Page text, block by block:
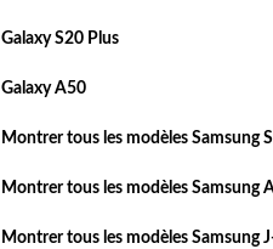
Galaxy S20 Plus
Galaxy A50
Montrer tous les modèles Samsung
Montrer tous les modèles Samsung
Montrer tous les modèles Samsung